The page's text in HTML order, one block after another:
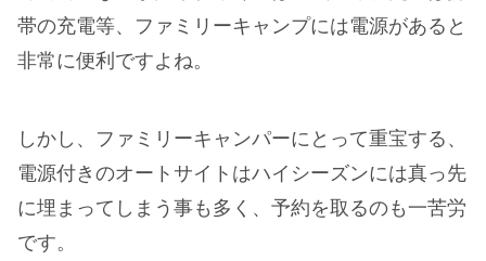
帯の充電等、ファミリーキャンプには電源があると
非常に便利ですよね。
しかし、ファミリーキャンパーにとって重宝する、
電源付きのオートサイトはハイシーズンには真っ先
に埋まってしまう事も多く、予約を取るのも一苦労
です。